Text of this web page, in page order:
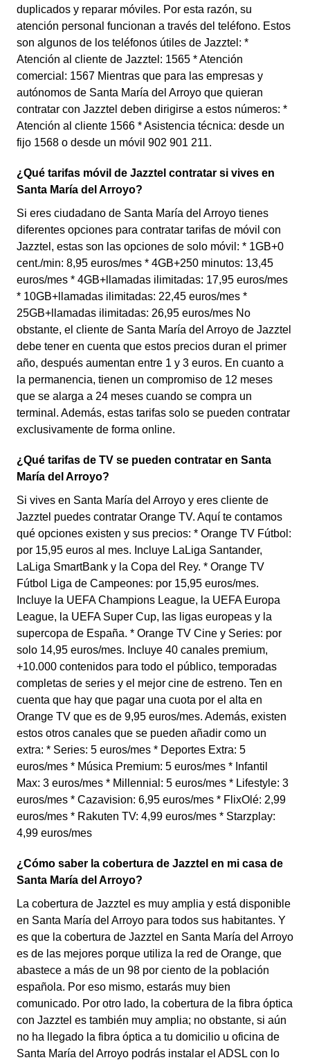
duplicados y reparar móviles. Por esta razón, su
atención personal funcionan a través del teléfono. Estos
son algunos de los teléfonos útiles de Jazztel: *
Atención al cliente de Jazztel: 1565 * Atención
comercial: 1567 Mientras que para las empresas y
autónomos de Santa María del Arroyo que quieran
contratar con Jazztel deben dirigirse a estos números: *
Atención al cliente 1566 * Asistencia técnica: desde un
fijo 1568 o desde un móvil 902 901 211.
¿Qué tarifas móvil de Jazztel contratar si vives en
Santa María del Arroyo?
Si eres ciudadano de Santa María del Arroyo tienes
diferentes opciones para contratar tarifas de móvil con
Jazztel, estas son las opciones de solo móvil: * 1GB+0
cent./min: 8,95 euros/mes * 4GB+250 minutos: 13,45
euros/mes * 4GB+llamadas ilimitadas: 17,95 euros/mes
* 10GB+llamadas ilimitadas: 22,45 euros/mes *
25GB+llamadas ilimitadas: 26,95 euros/mes No
obstante, el cliente de Santa María del Arroyo de Jazztel
debe tener en cuenta que estos precios duran el primer
año, después aumentan entre 1 y 3 euros. En cuanto a
la permanencia, tienen un compromiso de 12 meses
que se alarga a 24 meses cuando se compra un
terminal. Además, estas tarifas solo se pueden contratar
exclusivamente de forma online.
¿Qué tarifas de TV se pueden contratar en Santa
María del Arroyo?
Si vives en Santa María del Arroyo y eres cliente de
Jazztel puedes contratar Orange TV. Aquí te contamos
qué opciones existen y sus precios: * Orange TV Fútbol:
por 15,95 euros al mes. Incluye LaLiga Santander,
LaLiga SmartBank y la Copa del Rey. * Orange TV
Fútbol Liga de Campeones: por 15,95 euros/mes.
Incluye la UEFA Champions League, la UEFA Europa
League, la UEFA Super Cup, las ligas europeas y la
supercopa de España. * Orange TV Cine y Series: por
solo 14,95 euros/mes. Incluye 40 canales premium,
+10.000 contenidos para todo el público, temporadas
completas de series y el mejor cine de estreno. Ten en
cuenta que hay que pagar una cuota por el alta en
Orange TV que es de 9,95 euros/mes. Además, existen
estos otros canales que se pueden añadir como un
extra: * Series: 5 euros/mes * Deportes Extra: 5
euros/mes * Música Premium: 5 euros/mes * Infantil
Max: 3 euros/mes * Millennial: 5 euros/mes * Lifestyle: 3
euros/mes * Cazavision: 6,95 euros/mes * FlixOlé: 2,99
euros/mes * Rakuten TV: 4,99 euros/mes * Starzplay:
4,99 euros/mes
¿Cómo saber la cobertura de Jazztel en mi casa de
Santa María del Arroyo?
La cobertura de Jazztel es muy amplia y está disponible
en Santa María del Arroyo para todos sus habitantes. Y
es que la cobertura de Jazztel en Santa María del Arroyo
es de las mejores porque utiliza la red de Orange, que
abastece a más de un 98 por ciento de la población
española. Por eso mismo, estarás muy bien
comunicado. Por otro lado, la cobertura de la fibra óptica
con Jazztel es también muy amplia; no obstante, si aún
no ha llegado la fibra óptica a tu domicilio u oficina de
Santa María del Arroyo podrás instalar el ADSL con lo